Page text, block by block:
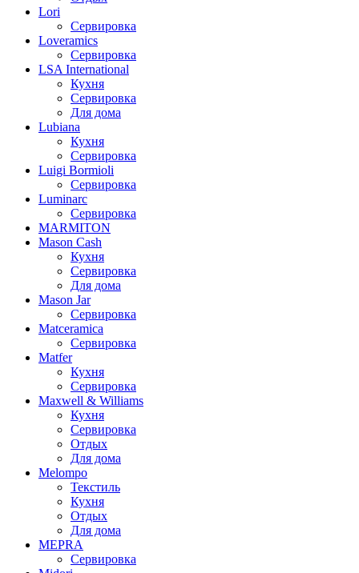
Lori
Сервировка
Loveramics
Сервировка
LSA International
Кухня
Сервировка
Для дома
Lubiana
Кухня
Сервировка
Luigi Bormioli
Сервировка
Luminarc
Сервировка
MARMITON
Mason Cash
Кухня
Сервировка
Для дома
Mason Jar
Сервировка
Matceramica
Сервировка
Matfer
Кухня
Сервировка
Maxwell & Williams
Кухня
Сервировка
Отдых
Для дома
Melompo
Текстиль
Кухня
Отдых
Для дома
MEPRA
Сервировка